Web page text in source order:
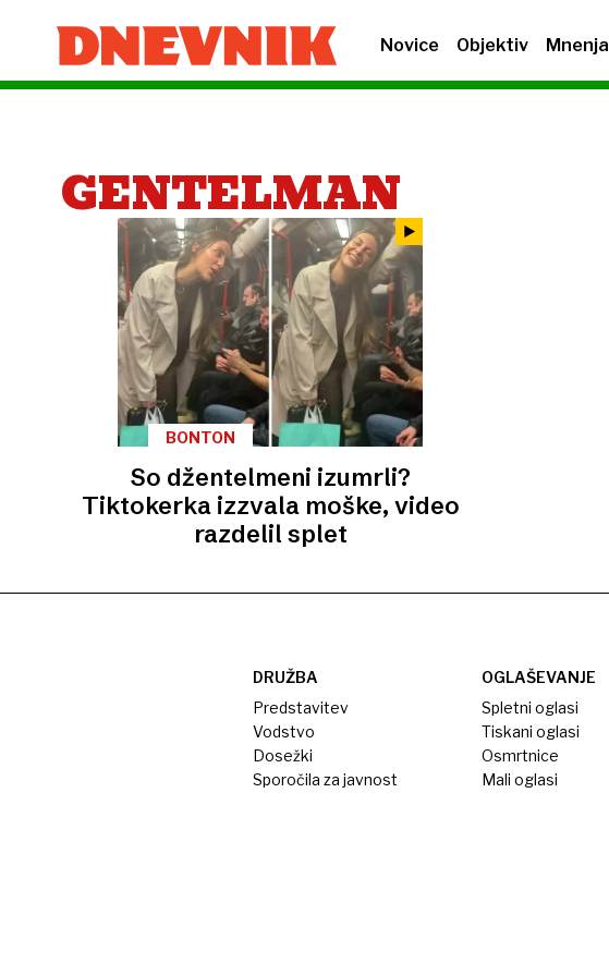
Novice Objektiv Mnenja
GENTELMAN
BONTON
So džentelmeni izumrli​?
Tiktokerka izzvala moške, video
razdelil splet
DRUŽBA
Predstavitev
Vodstvo
Dosežki
Sporočila za javnost
OGLAŠEVANJE
Spletni oglasi
Tiskani oglasi
Osmrtnice
Mali oglasi